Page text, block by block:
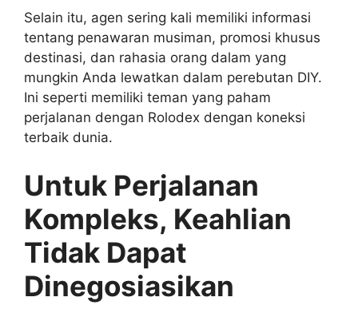
Selain itu, agen sering kali memiliki informasi
tentang penawaran musiman, promosi khusus
destinasi, dan rahasia orang dalam yang
mungkin Anda lewatkan dalam perebutan DIY.
Ini seperti memiliki teman yang paham
perjalanan dengan Rolodex dengan koneksi
terbaik dunia.
Untuk Perjalanan
Kompleks, Keahlian
Tidak Dapat
Dinegosiasikan